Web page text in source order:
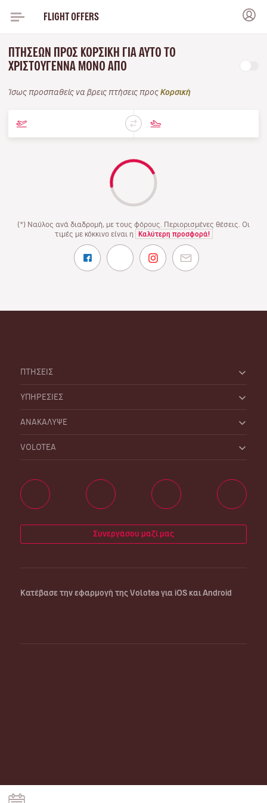
FLIGHT OFFERS
ΠΤΉΣΕΩΝ ΠΡΟΣ ΚΟΡΣΙΚΉ ΓΙΑ ΑΥΤΌ ΤΟ
ΧΡΙΣΤΟΎΓΕΝΝΑ ΜΌΝΟ ΑΠΌ
Ίσως προσπαθείς να βρεις πτήσεις προς Κορσική
(*) Ναύλος ανά διαδρομή, με τους φόρους. Περιορισμένες θέσεις. Οι
τιμές με κόκκινο είναι η
Καλύτερη προσφορά!
ΠΤΗΣΕΙΣ
ΥΠΗΡΕΣΙΕΣ
ΑΝΑΚΑΛΥΨΕ
VOLOTEA
Συνεργάσου μαζί μας
Κατέβασε την εφαρμογή της Volotea για iOS και Android